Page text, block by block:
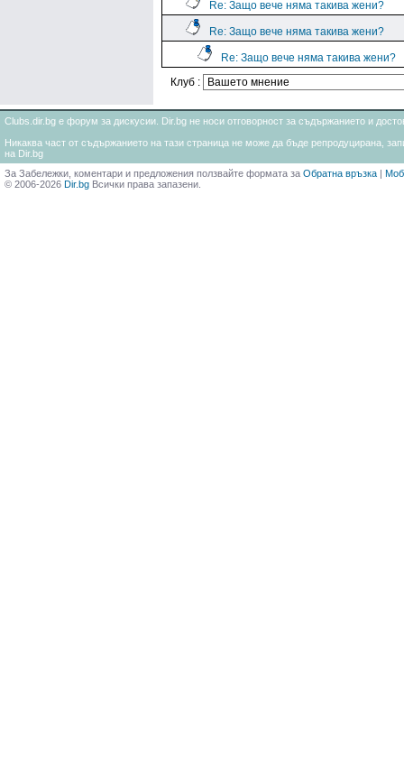
Re: Защо вече няма такива жени?
Re: Защо вече няма такива жени?
Re: Защо вече няма такива жени?
Клуб :
Clubs.dir.bg е форум за дискусии. Dir.bg не носи отговорност за съдържанието и
Никаква част от съдържанието на тази страница не може да бъде репродуцирана,
на Dir.bg
За Забележки, коментари и предложения ползвайте формата за Обратна връзка |
© 2006-2026 Dir.bg Всички права запазени.